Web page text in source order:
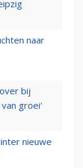
naar
bij
groei'
nieuwe